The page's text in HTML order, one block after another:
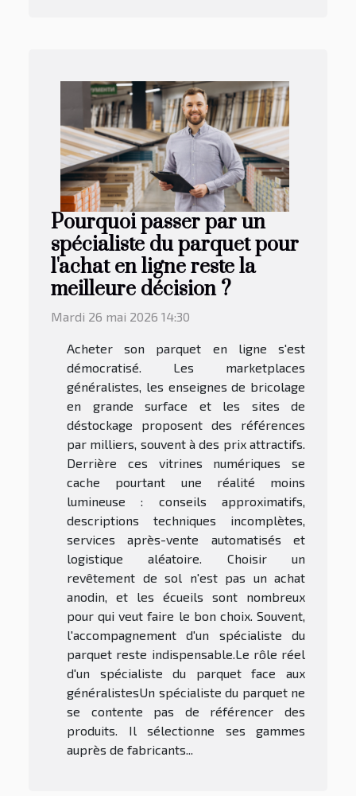
Pourquoi passer par un
spécialiste du parquet pour
l'achat en ligne reste la
meilleure décision ?
Mardi 26 mai 2026 14:30
Acheter son parquet en ligne s'est
démocratisé. Les marketplaces
généralistes, les enseignes de bricolage
en grande surface et les sites de
déstockage proposent des références
par milliers, souvent à des prix attractifs.
Derrière ces vitrines numériques se
cache pourtant une réalité moins
lumineuse : conseils approximatifs,
descriptions techniques incomplètes,
services après-vente automatisés et
logistique aléatoire. Choisir un
revêtement de sol n'est pas un achat
anodin, et les écueils sont nombreux
pour qui veut faire le bon choix. Souvent,
l'accompagnement d'un spécialiste du
parquet reste indispensable.Le rôle réel
d'un spécialiste du parquet face aux
généralistesUn spécialiste du parquet ne
se contente pas de référencer des
produits. Il sélectionne ses gammes
auprès de fabricants...